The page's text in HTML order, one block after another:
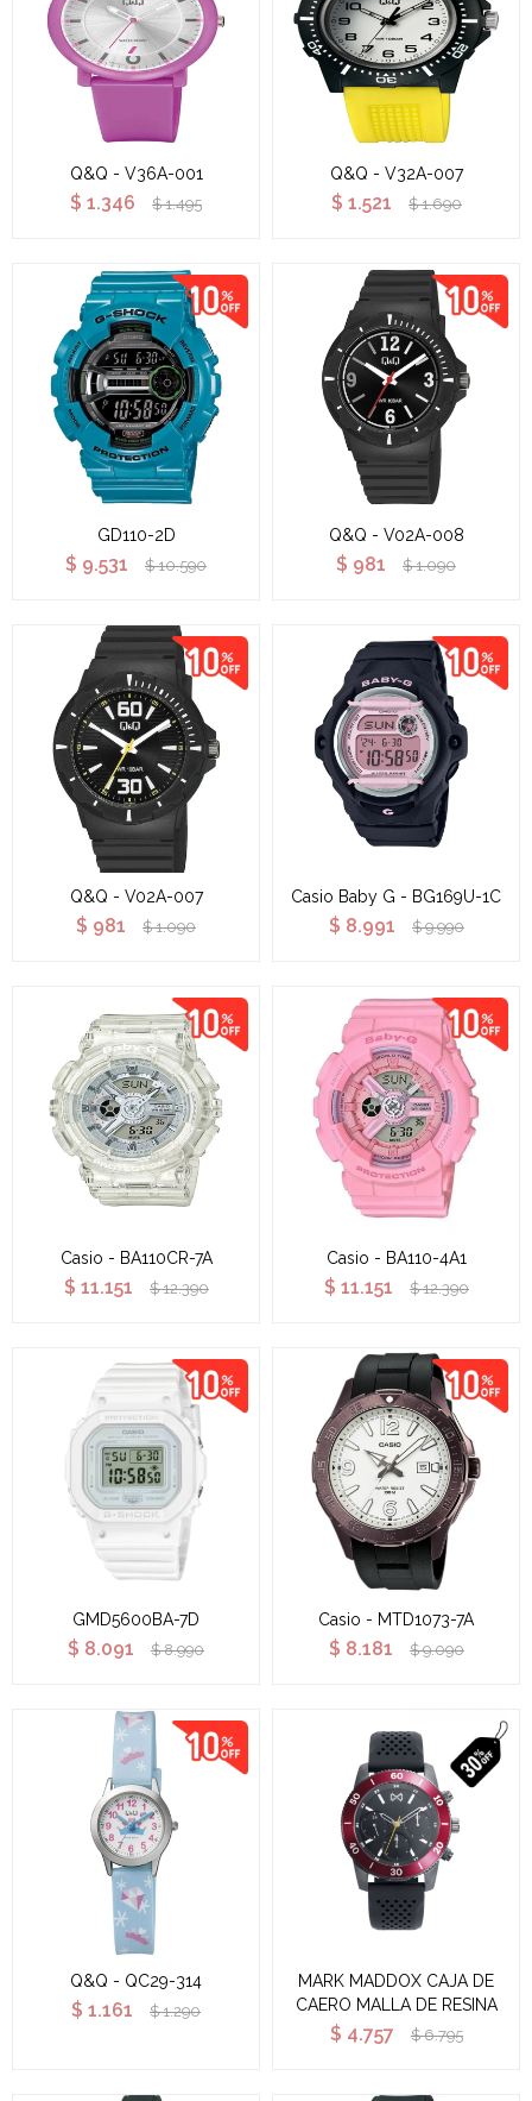
Q&Q - V36A-001
$ 1.346 $ 1.495
Q&Q - V32A-007
$ 1.521 $ 1.690
GD110-2D
$ 9.531 $ 10.590
Q&Q - V02A-008
$ 981 $ 1.090
Q&Q - V02A-007
$ 981 $ 1.090
Casio Baby G - BG169U-1C
$ 8.991 $ 9.990
Casio - BA110CR-7A
$ 11.151 $ 12.390
Casio - BA110-4A1
$ 11.151 $ 12.390
GMD5600BA-7D
$ 8.091 $ 8.990
Casio - MTD1073-7A
$ 8.181 $ 9.090
Q&Q - QC29-314
$ 1.161 $ 1.290
MARK MADDOX CAJA DE
CAERO MALLA DE RESINA
$ 4.757 $ 6.795